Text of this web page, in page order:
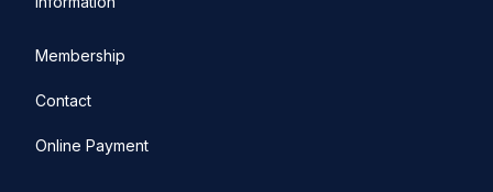
Membership
Contact
Online Payment